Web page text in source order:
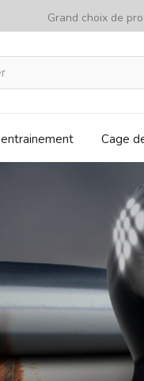
Grand choix de
Cage